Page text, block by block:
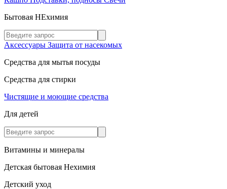
Бытовая НЕхимия
Аксессуары Защита от насекомых
Средства для мытья посуды
Средства для стирки
Чистящие и моющие средства
Для детей
Витамины и минералы
Детская бытовая Нехимия
Детский уход